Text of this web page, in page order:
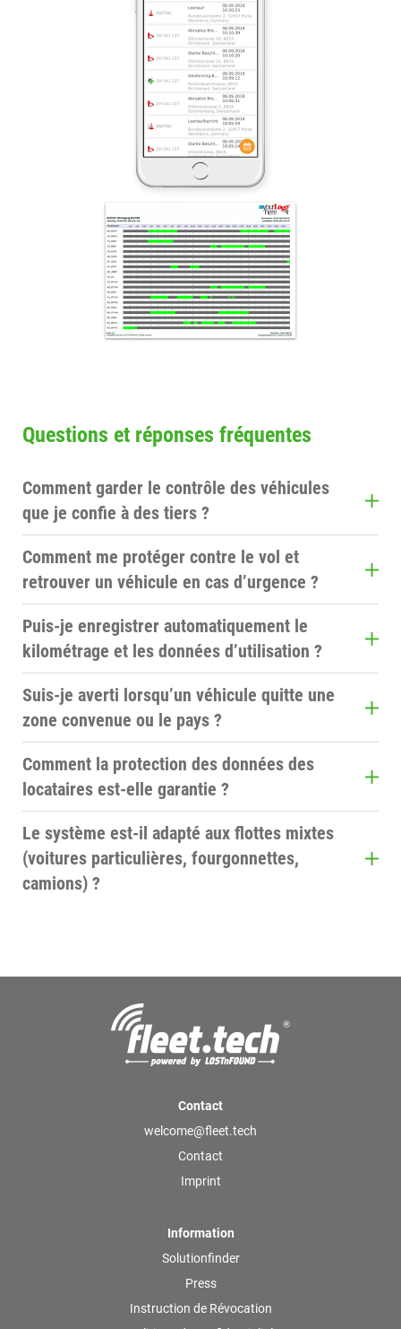
Questions et réponses fréquentes
Comment garder le contrôle des véhicules
que je confie à des tiers ?
fleet.tech offre des fonctions de contrôle fiables
pour les véhicules loués : vous pouvez voir leur
position et leur état, et garantir le respect des
règles d’utilisation grâce à des alertes.
Comment me protéger contre le vol et
retrouver un véhicule en cas d’urgence ?
Grâce à AdvancedMonitoring, vous pouvez
configurer des alarmes antivol et de géorepérage.
En cas de sinistre, la localisation facilite la
récupération du véhicule.
Puis-je enregistrer automatiquement le
kilométrage et les données d’utilisation ?
Oui. Les données d’utilisation et les trajets sont
automatiquement enregistrés et disponibles dans
les rapports, ce qui simplifie la facturation et la
restitution du véhicule.
Suis-je averti lorsqu’un véhicule quitte une
zone convenue ou le pays ?
Le géorepérage permet de définir des zones ; vous
recevez une notification dès qu’un véhicule en
Comment la protection des données des
locataires est-elle garantie ?
La solution est conforme au RGPD. Vous pouvez
adapter l’étendue et la finalité de la collecte de
données aux exigences légales et à vos contrats
de location.
Le système est-il adapté aux flottes mixtes
(voitures particulières, fourgonnettes,
camions) ?
Contact
welcome@fleet.tech
Contact
Imprint
Information
Solutionfinder
Press
Instruction de Révocation